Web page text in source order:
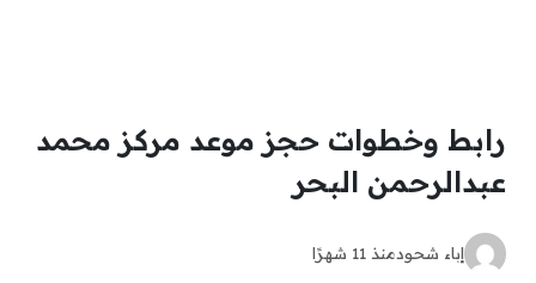
رابط وخطوات حجز موعد مركز محمد
عبدالرحمن البحر
إباء شحودمنذ 11 شهرًا